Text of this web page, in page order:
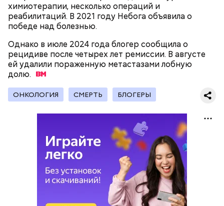
химиотерапии, несколько операций и
реабилитаций. В 2021 году Небога объявила о
победе над болезнью.
Однако в июле 2024 года блогер сообщила о
рецидиве после четырех лет ремиссии. В августе
ей удалили пораженную метастазами лобную
долю.
ОНКОЛОГИЯ СМЕРТЬ БЛОГЕРЫ
без пары видятся со своими друзьями, устраивают
вечеринки, играют в видеоигры и проводят время,
наслаждаясь свободой и независимостью, пока
это возможно, ведь может быть и так, что через год
они уже не будут холостяками.
Ингредиенты:
Терапевт Кондрахин назвал
продукты и напитки, которые
выводят токсины из организма
Ранние плоды, по словам врача, лучше не есть:
Чистит сосуды и защищает от
рака: чем полезен кресс-салат